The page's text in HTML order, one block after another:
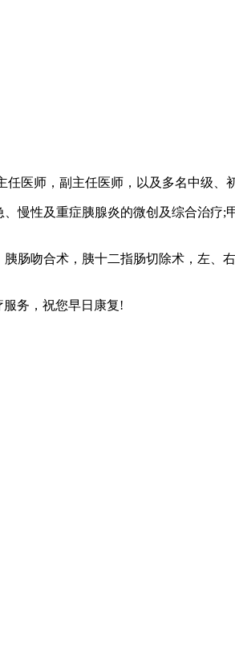
师，副主任医师，以及多名中级、初
性及重症胰腺炎的微创及综合治疗;
吻合术，胰十二指肠切除术，左、
务，祝您早日康复!